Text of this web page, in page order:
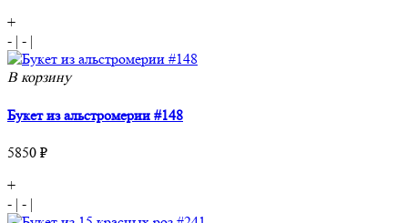
+
- | - |
В корзину
Букет из альстромерии #148
5850 ₽
+
- | - |